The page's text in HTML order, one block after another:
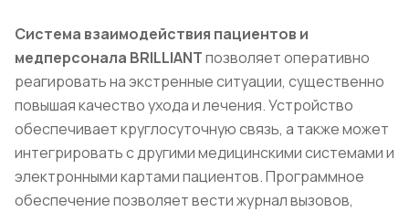
Система взаимодействия пациентов и
медперсонала BRILLIANTпозволяет оперативно
реагировать на экстренные ситуации, существенно
повышая качество ухода и лечения. Устройство
обеспечивает круглосуточную связь, а также может
интегрировать с другими медицинскими системами и
электронными картами пациентов. Программное
обеспечение позволяет вести журнал вызовов,